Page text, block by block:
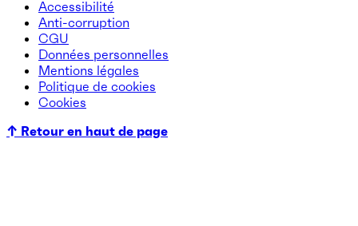
Accessibilité
Anti-corruption
CGU
Données personnelles
Mentions légales
Politique de cookies
Cookies
↑ Retour en haut de page